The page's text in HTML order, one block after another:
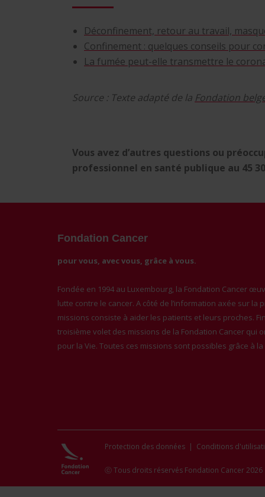
Déconfinement, retour au travail,
Confinement : quelques conseils pour
La fumée peut-elle transmettre le
Source : Texte adapté de la Fondation
Vous avez d’autres questions ou
professionnel en santé publique au 45
Fondation Cancer
pour vous, avec vous, grâce à vous.
Fondée en 1994 au Luxembourg, la Fondation Cancer
lutte contre le cancer. A côté de l’information axée sur
missions consiste à aider les patients et leurs proches.
troisième volet des missions de la Fondation Cancer qui
pour la Vie. Toutes ces missions sont possibles grâce à
Protection des données | Conditions
ⓒ Tous droits réservés Fondation Cancer 2026